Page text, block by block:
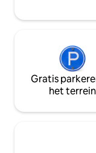
Gratis
het terrein